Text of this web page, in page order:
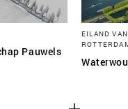
Pauwels
EILAND